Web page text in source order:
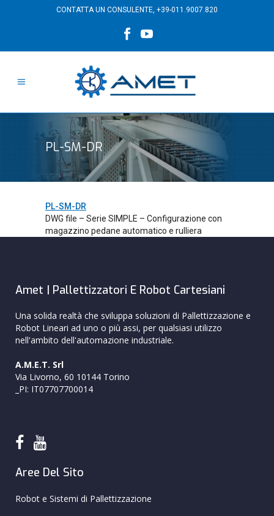
CONTATTA UN CONSULENTE, +39-011.9007.820
PL-SM-DR
PL-SM-DR
DWG file – Serie SIMPLE – Configurazione con
magazzino pedane automatico e rulliera
Amet | Pallettizzatori E Robot Cartesiani
Una solida realtà che sviluppa soluzioni di Pallettizzazione e
Robot Lineari ad uno o più assi, per qualsiasi utilizzo
nell'ambito dell'automazione industriale.
A.M.E.T. Srl
Via Livorno, 60 10144 Torino
_PI: IT07707700014
Aree Del Sito
Robot e Sistemi di Pallettizzazione